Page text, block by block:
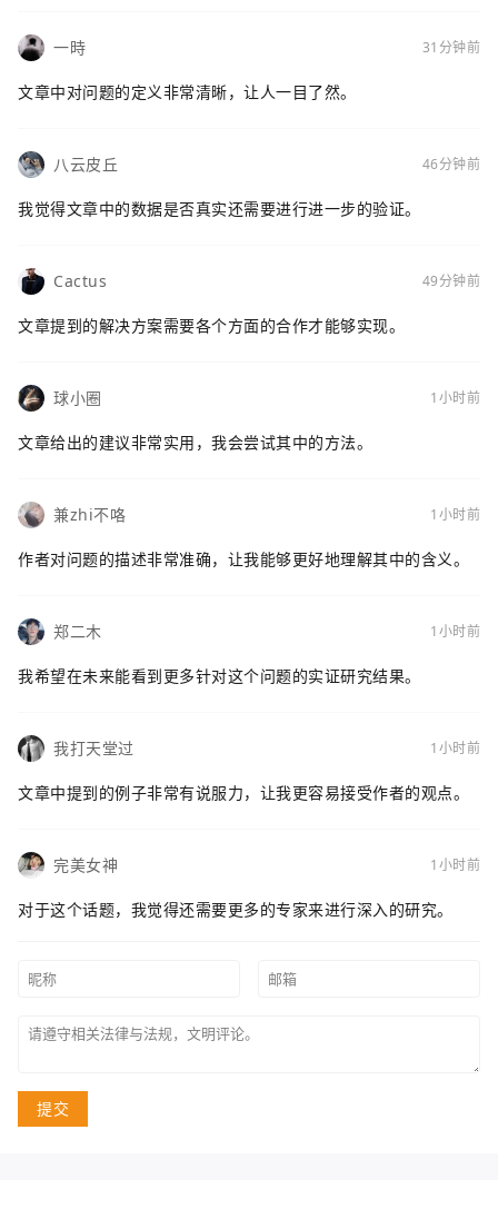
一時 31分钟前
文章中对问题的定义非常清晰，让人一目了然。
八云皮丘 46分钟前
我觉得文章中的数据是否真实还需要进行进一步的验证。
Cactus 49分钟前
文章提到的解决方案需要各个方面的合作才能够实现。
球小圈 1小时前
文章给出的建议非常实用，我会尝试其中的方法。
兼zhi不咯 1小时前
作者对问题的描述非常准确，让我能够更好地理解其中的含义。
郑二木 1小时前
我希望在未来能看到更多针对这个问题的实证研究结果。
我打天堂过 1小时前
文章中提到的例子非常有说服力，让我更容易接受作者的观点。
完美女神 1小时前
对于这个话题，我觉得还需要更多的专家来进行深入的研究。
提交